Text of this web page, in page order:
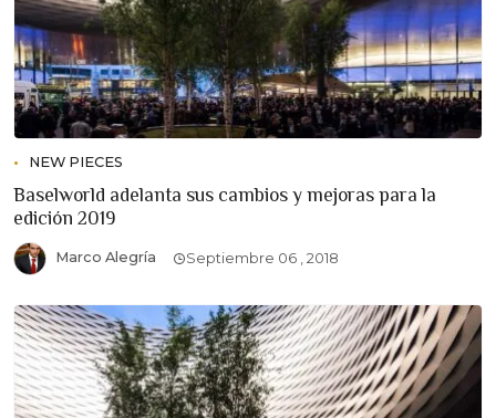
NEW PIECES
Baselworld adelanta sus cambios y mejoras para la
edición 2019
Marco Alegría Septiembre 06 , 2018